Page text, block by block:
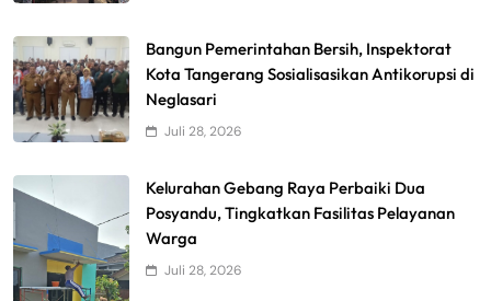
Bangun Pemerintahan Bersih, Inspektorat
Kota Tangerang Sosialisasikan Antikorupsi di
Neglasari
Juli 28, 2026
Kelurahan Gebang Raya Perbaiki Dua
Posyandu, Tingkatkan Fasilitas Pelayanan
Warga
Juli 28, 2026